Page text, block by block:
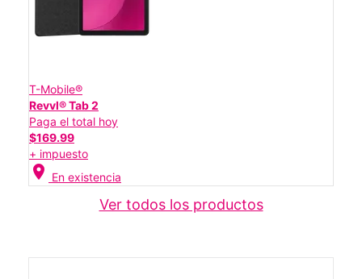
T-Mobile®
Revvl® Tab 2
Paga el total hoy
$169.99
+ impuesto
location_on En existencia
Ver todos los productos